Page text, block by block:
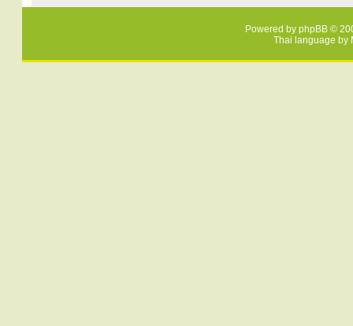
Powered by phpBB ©
Thai language by